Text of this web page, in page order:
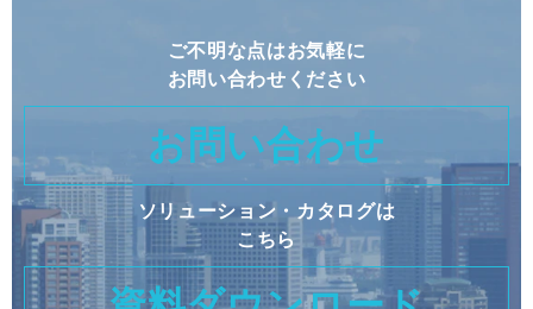
ご不明な点はお気軽に
お問い合わせください
お問い合わせ
ソリューション・カタログは
こちら